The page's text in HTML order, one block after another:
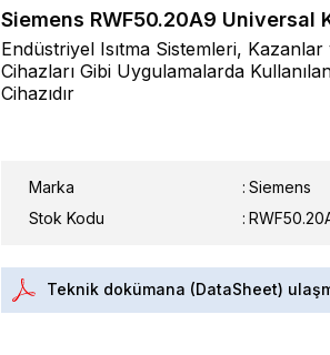
Siemens RWF50.20A9 Universal
Endüstriyel Isıtma Sistemleri,
Cihazları Gibi Uygulamalarda
Cihazıdır
Marka : Siemens
Stok Kodu
Teknik dokümana (DataSheet)